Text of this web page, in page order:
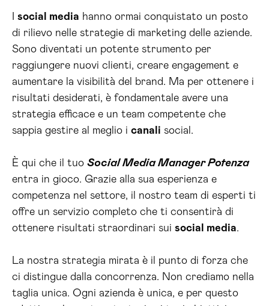
social media hanno ormai conquistato un posto
di rilievo nelle strategie di marketing delle aziende.
Sono diventati un potente strumento per
raggiungere nuovi clienti, creare engagement e
aumentare la visibilità del brand. Ma per ottenere i
risultati desiderati, è fondamentale avere una
strategia efficace e un team competente che
sappia gestire al meglio i canali social.
È qui che il tuo Social Media Manager Potenza
entra in gioco. Grazie alla sua esperienza e
competenza nel settore, il nostro team di esperti ti
offre un servizio completo che ti consentirà di
ottenere risultati straordinari sui social media.
La nostra strategia mirata è il punto di forza che
ci distingue dalla concorrenza. Non crediamo nella
taglia unica. Ogni azienda è unica, e per questo